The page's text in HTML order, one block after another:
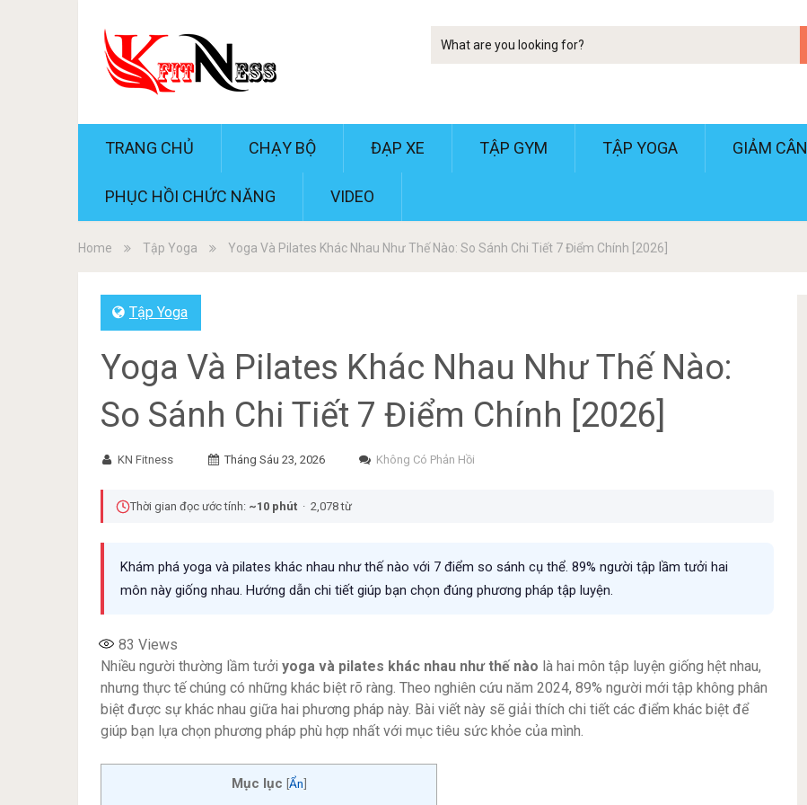
Tim
TRANG CHỦ CHẠY BỘ ĐẠP XE TẬP GYM TẬP YOGA GIẢM CÂN
PHỤC HỒI CHỨC NĂNG VIDEO
Home Tập Yoga Yoga Và Pilates Khác Nhau Như Thế Nào: So Sánh Chi Tiết 7 Điểm Chính [2026]
Tập Yoga
Yoga Và Pilates Khác Nhau Như Thế Nào:
So Sánh Chi Tiết 7 Điểm Chính [2026]
KN Fitness Tháng Sáu 23, 2026 Không Có Phản Hồi
Thời gian đọc ước tính: ~10 phút · 2,078 từ
Khám phá yoga và pilates khác nhau như thế nào với 7 điểm so sánh cụ thể. 89% người tập lầm tưởi hai
môn này giống nhau. Hướng dẫn chi tiết giúp bạn chọn đúng phương pháp tập luyện.
83 Views
Nhiều người thường lầm tưởi yoga và pilates khác nhau như thế nào là hai môn tập luyện giống hệt nhau,
nhưng thực tế chúng có những khác biệt rõ ràng. Theo nghiên cứu năm 2024, 89% người mới tập không phân
biệt được sự khác nhau giữa hai phương pháp này. Bài viết này sẽ giải thích chi tiết các điểm khác biệt để
giúp bạn lựa chọn phương pháp phù hợp nhất với mục tiêu sức khỏe của mình.
Mục lục [Ẩn]